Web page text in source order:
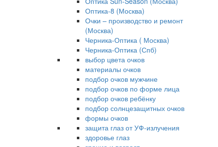
Оптика-8 (Москва)
Очки – производство и ремонт
(Москва)
Черника-Оптика ( Москва)
Черника-Оптика (Спб)
выбор цвета очков
материалы очков
подбор очков мужчине
подбор очков по форме лица
подбор очков ребёнку
подбор солнцезащитных очков
формы очков
защита глаз от УФ-излучения
здоровье глаз